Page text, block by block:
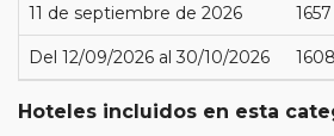
11 de septiembre de 2026
Del 12/09/2026 al 30/10/2026
Hoteles incluidos en esta